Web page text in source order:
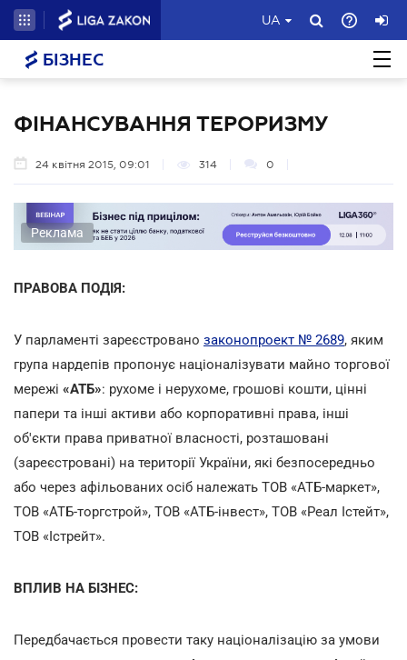
UA
БІЗНЕС
ФІНАНСУВАННЯ ТЕРОРИЗМУ
24 квітня 2015, 09:01 314 0
Реклама
ПРАВОВА ПОДІЯ:
У парламенті зареєстровано законопроект № 2689, яким
група нардепів пропонує націоналізувати майно торгової
мережі «АТБ»: рухоме і нерухоме, грошові кошти, цінні
папери та інші активи або корпоративні права, інші
об'єкти права приватної власності, розташовані
(зареєстровані) на території України, які безпосередньо
або через афільованих осіб належать ТОВ «АТБ-маркет»,
ТОВ «АТБ-торгстрой», ТОВ «АТБ-інвест», ТОВ «Реал Істейт»,
ТОВ «Істрейт».
ВПЛИВ НА БІЗНЕС:
Передбачається провести таку націоналізацію за умови